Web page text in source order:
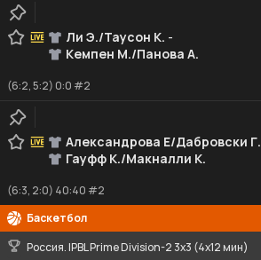
Ли Э./Таусон К. -
Кемпен М./Панова А.
(6:2, 5:2) 0:0 #2
Александрова Е/Дабровски Г.
Гауфф К./Макналли К.
(6:3, 2:0) 40:40 #2
Баскетбол
Россия. IPBL Prime Division-2 3x3 (4x12 мин)